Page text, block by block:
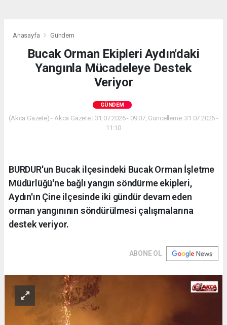
Anasayfa Gündem
Bucak Orman Ekipleri Aydın'daki
Yangınla Mücadeleye Destek
Veriyor
GÜNDEM
(Akca Gazete) - Akca Gazete | 31.07.2026 - 09:07, Güncelleme: 31.07.2026 -
11:10
BURDUR'un Bucak ilçesindeki Bucak Orman İşletme
Müdürlüğü'ne bağlı yangın söndürme ekipleri,
Aydın'ın Çine ilçesinde iki gündür devam eden
orman yangınının söndürülmesi çalışmalarına
destek veriyor.
ABONE OL